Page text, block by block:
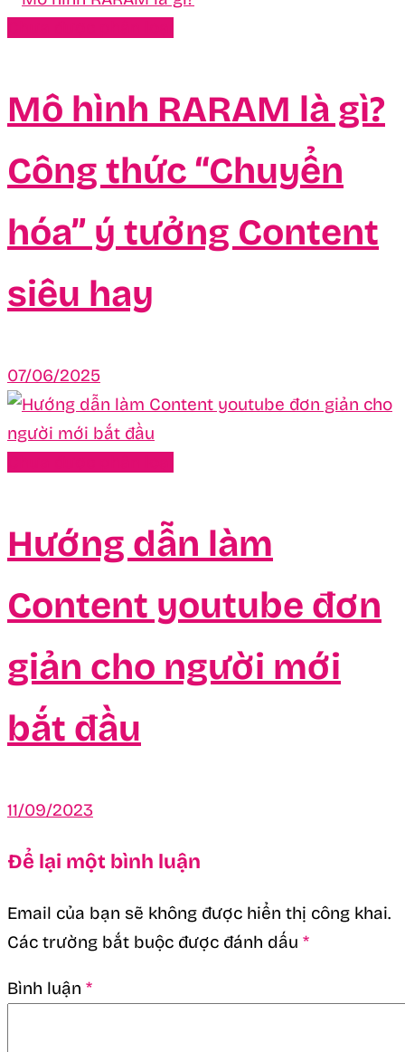
Mô hình RARAM là gì?
Công thức “Chuyển
hóa” ý tưởng Content
siêu hay
07/06/2025
Hướng dẫn làm
Content youtube đơn
giản cho người mới
bắt đầu
11/09/2023
Để lại một bình luận
Email của bạn sẽ không được hiển thị công khai.
Các trường bắt buộc được đánh dấu *
Bình luận *